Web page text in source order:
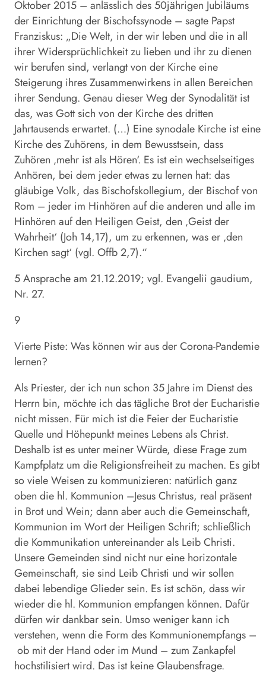
Oktober 2015 – anlässlich des 50jährigen Jubiläums
der Einrichtung der Bischofssynode – sagte Papst
Franziskus: „Die Welt, in der wir leben und die in all
ihrer Widersprüchlichkeit zu lieben und ihr zu dienen
wir berufen sind, verlangt von der Kirche eine
Steigerung ihres Zusammenwirkens in allen Bereichen
ihrer Sendung. Genau dieser Weg der Synodalität ist
das, was Gott sich von der Kirche des dritten
Jahrtausends erwartet. (…) Eine synodale Kirche ist eine
Kirche des Zuhörens, in dem Bewusstsein, dass
Zuhören ‚mehr ist als Hören‘. Es ist ein wechselseitiges
Anhören, bei dem jeder etwas zu lernen hat: das
gläubige Volk, das Bischofskollegium, der Bischof von
Rom – jeder im Hinhören auf die anderen und alle im
Hinhören auf den Heiligen Geist, den ‚Geist der
Wahrheit‘ (Joh 14,17), um zu erkennen, was er ‚den
Kirchen sagt‘ (vgl. Offb 2,7).“
5 Ansprache am 21.12.2019; vgl. Evangelii gaudium,
Nr. 27.
9
Vierte Piste: Was können wir aus der Corona-Pandemie
lernen?
Als Priester, der ich nun schon 35 Jahre im Dienst des
Herrn bin, möchte ich das tägliche Brot der Eucharistie
nicht missen. Für mich ist die Feier der Eucharistie
Quelle und Höhepunkt meines Lebens als Christ.
Deshalb ist es unter meiner Würde, diese Frage zum
Kampfplatz um die Religionsfreiheit zu machen. Es gibt
so viele Weisen zu kommunizieren: natürlich ganz
oben die hl. Kommunion –Jesus Christus, real präsent
in Brot und Wein; dann aber auch die Gemeinschaft,
Kommunion im Wort der Heiligen Schrift; schließlich
die Kommunikation untereinander als Leib Christi.
Unsere Gemeinden sind nicht nur eine horizontale
Gemeinschaft, sie sind Leib Christi und wir sollen
dabei lebendige Glieder sein. Es ist schön, dass wir
wieder die hl. Kommunion empfangen können. Dafür
dürfen wir dankbar sein. Umso weniger kann ich
verstehen, wenn die Form des Kommunionempfangs –
ob mit der Hand oder im Mund – zum Zankapfel
hochstilisiert wird. Das ist keine Glaubensfrage.